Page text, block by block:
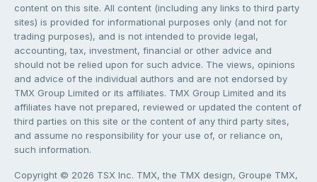
content on this site. All content (including any links to third party
sites) is provided for informational purposes only (and not for
trading purposes), and is not intended to provide legal,
accounting, tax, investment, financial or other advice and
should not be relied upon for such advice. The views, opinions
and advice of the individual authors and are not endorsed by
TMX Group Limited or its affiliates. TMX Group Limited and its
affiliates have not prepared, reviewed or updated the content of
third parties on this site or the content of any third party sites,
and assume no responsibility for your use of, or reliance on,
such information.
Copyright © 2026 TSX Inc. TMX, the TMX design, Groupe TMX,